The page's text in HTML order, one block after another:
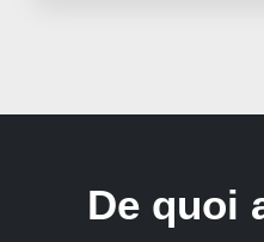
De quoi